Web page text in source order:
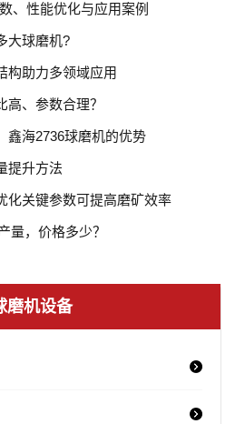
、性能优化与应用案例
大球磨机?
构助力多领域应用
高、参数合理？
鑫海2736球磨机的优势
提升方法
化关键参数可提高磨矿效率
量，价格多少？
磨机设备